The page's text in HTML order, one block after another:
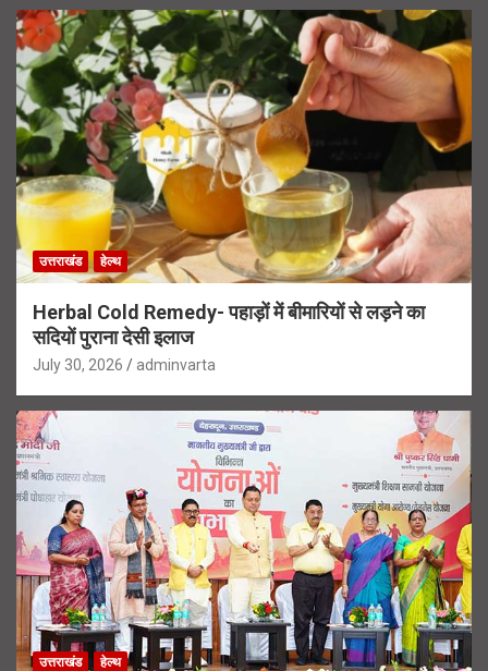
उत्तराखंड हेल्थ
Herbal Cold Remedy- पहाड़ों में बीमारियों से लड़ने का
सदियों पुराना देसी इलाज
July 30, 2026 adminvarta
उत्तराखंड हेल्थ